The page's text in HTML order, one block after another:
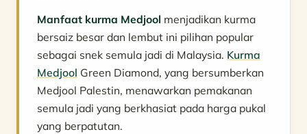
Manfaat kurma Medjool menjadikan kurma
bersaiz besar dan lembut ini pilihan popular
sebagai snek semula jadi di Malaysia. Kurma
Medjool Green Diamond, yang bersumberkan
Medjool Palestin, menawarkan pemakanan
semula jadi yang berkhasiat pada harga pukal
yang berpatutan.